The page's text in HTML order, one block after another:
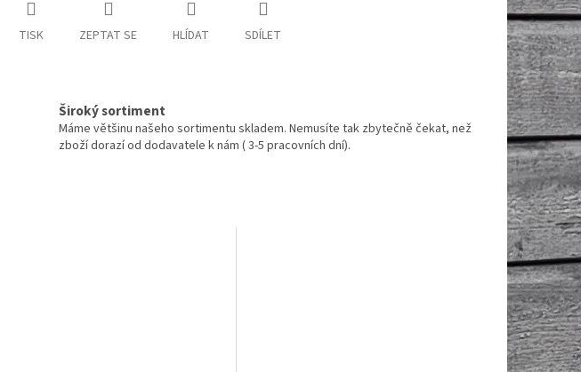
TISK ZEPTAT SE HLÍDAT SDÍLET
Široký sortiment
Máme většinu našeho sortimentu skladem. Nemusíte tak zbytečně čekat, než
zboží dorazí od dodavatele k nám ( 3-5 pracovních dní).